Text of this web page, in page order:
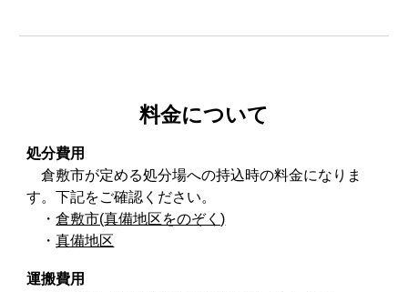
料金について
処分費用
倉敷市が定める処分場への持込時の料金になりま
す。下記をご確認ください。
・倉敷市(真備地区をのぞく)
・真備地区
運搬費用